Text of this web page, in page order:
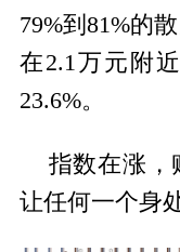
79%到81%的
在2.1万元附
23.6%。
指数在涨，
让任何一个身